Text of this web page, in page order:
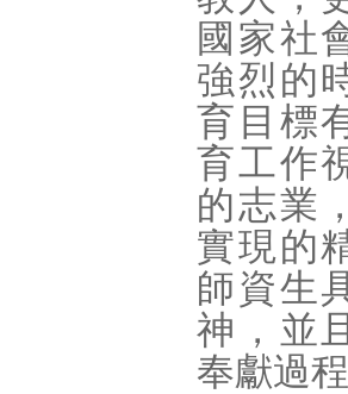
國家社
強烈的
育目標
育工作
的志業
實現的
師資生
神，並
奉獻過